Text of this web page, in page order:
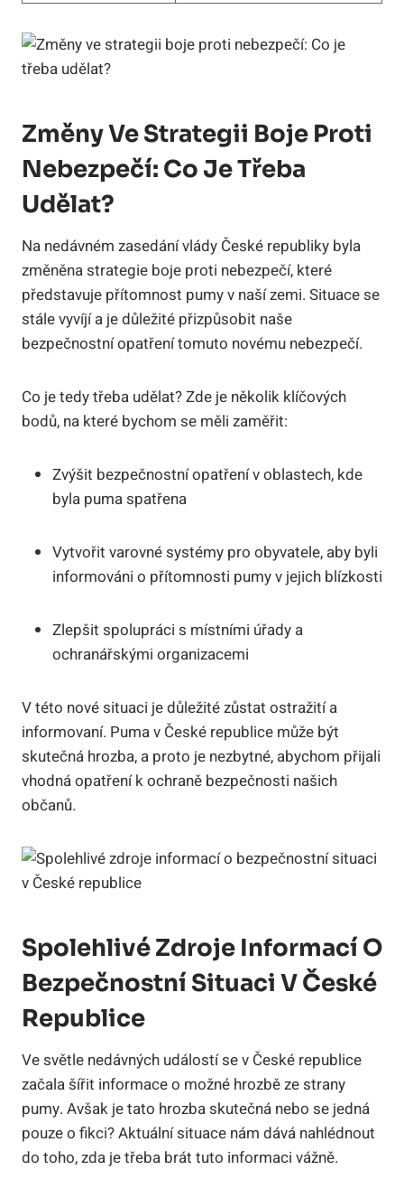
Změny Ve Strategii Boje Proti
Nebezpečí: Co Je Třeba
Udělat?
Na nedávném zasedání vlády České republiky byla
změněna strategie boje proti nebezpečí, které
představuje přítomnost pumy v naší zemi. Situace se
stále vyvíjí a je důležité přizpůsobit naše
bezpečnostní opatření tomuto novému nebezpečí.
Co je tedy třeba udělat? Zde je několik klíčových
bodů, na které bychom se měli zaměřit:
Zvýšit bezpečnostní opatření v oblastech, kde
byla puma spatřena
Vytvořit varovné systémy pro obyvatele, aby byli
informováni o přítomnosti pumy v jejich blízkosti
Zlepšit spolupráci s místními úřady a
ochranářskými organizacemi
V této nové situaci je důležité zůstat ostražití a
informovaní. Puma v České republice může být
skutečná hrozba, a proto je nezbytné, abychom přijali
vhodná opatření k ochraně bezpečnosti našich
občanů.
Spolehlivé Zdroje Informací O
Bezpečnostní Situaci V České
Republice
Ve světle nedávných událostí se v České republice
začala šířit informace o možné hrozbě ze strany
pumy. Avšak je tato hrozba skutečná nebo se jedná
pouze o fikci? Aktuální situace nám dává nahlédnout
do toho, zda je třeba brát tuto informaci vážně.